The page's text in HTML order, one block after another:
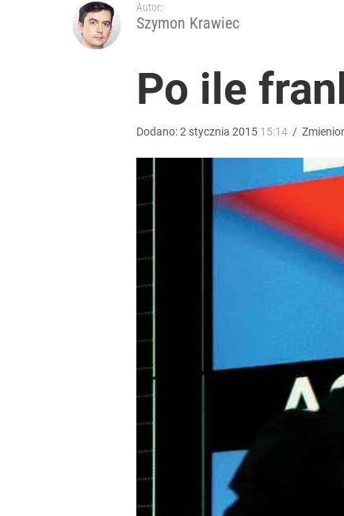
Masowe zatrucia nad polskim morzem.
Autor:
Szymon Krawiec
Po ile
Dodano:2 stycznia 2015 15:14 /